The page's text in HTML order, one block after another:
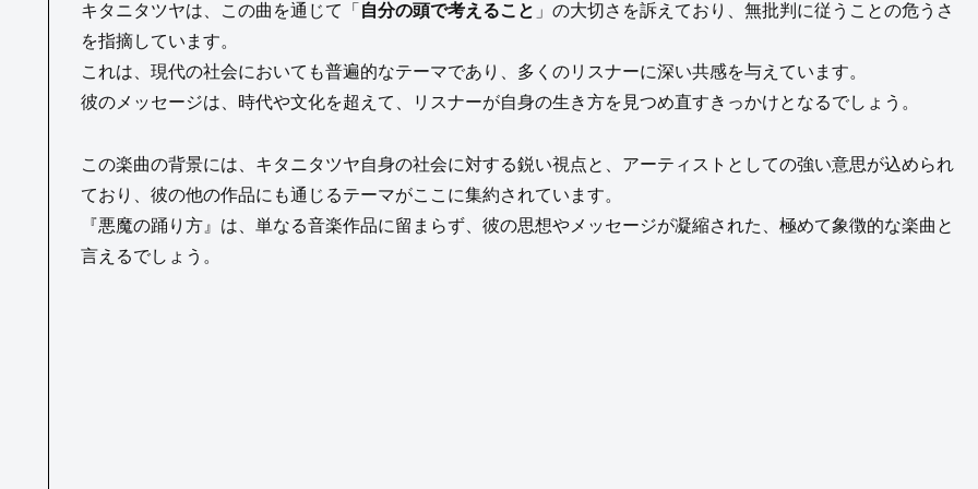
キタニタツヤは、この曲を通じて「 自分の頭で考えること 」の大切さを訴えており、無批判に従うことの危うさ
を指摘しています。
これは、現代の社会においても普遍的なテーマであり、多くのリスナーに深い共感を与えています。
彼のメッセージは、時代や文化を超えて、リスナーが自身の生き方を見つめ直すきっかけとなるでしょう。
この楽曲の背景には、キタニタツヤ自身の社会に対する鋭い視点と、アーティストとしての強い意思が込められ
ており、彼の他の作品にも通じるテーマがここに集約されています。
『悪魔の踊り方』は、単なる音楽作品に留まらず、彼の思想やメッセージが凝縮された、極めて象徴的な楽曲と
言えるでしょう。